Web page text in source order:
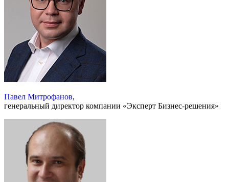
Павел Митрофанов,
генеральный директор компании «Эксперт Бизнес-решения»